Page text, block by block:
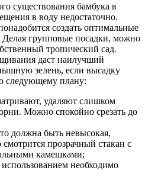
существования бамбука в
в воду недостаточно.
создать оптимальные
Делая групповые посадки, можно
тропический сад.
даст наилучший
зелень, если высадку
следующему плану:
удаляют слишком
Можно спокойно срезать до
должна быть невысокая,
прозрачный стакан с
камешками;
необходимо